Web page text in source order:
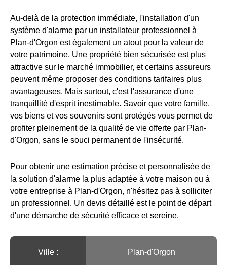
Au-delà de la protection immédiate, l'installation d'un
système d'alarme par un installateur professionnel à
Plan-d'Orgon est également un atout pour la valeur de
votre patrimoine. Une propriété bien sécurisée est plus
attractive sur le marché immobilier, et certains assureurs
peuvent même proposer des conditions tarifaires plus
avantageuses. Mais surtout, c'est l'assurance d'une
tranquillité d'esprit inestimable. Savoir que votre famille,
vos biens et vos souvenirs sont protégés vous permet de
profiter pleinement de la qualité de vie offerte par Plan-
d'Orgon, sans le souci permanent de l'insécurité.
Pour obtenir une estimation précise et personnalisée de
la solution d'alarme la plus adaptée à votre maison ou à
votre entreprise à Plan-d'Orgon, n'hésitez pas à solliciter
un professionnel. Un devis détaillé est le point de départ
d'une démarche de sécurité efficace et sereine.
Ville :️ Plan-d'Orgon